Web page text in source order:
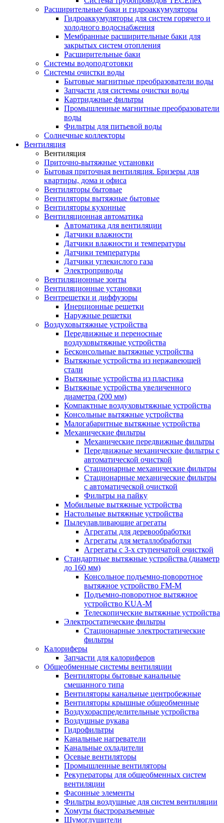
Расширительные баки и гидроаккумуляторы
Гидроаккумуляторы для систем горячего и
холодного водоснабжения
Мембранные расширительные баки для
закрытых систем отопления
Расширительные баки
Системы водоподготовки
Системы очистки воды
Бытовые магнитные преобразователи воды
Запчасти для системы очистки воды
Картриджные фильтры
Промышленные магнитные преобразователи
воды
Фильтры для питьевой воды
Солнечные коллекторы
Вентиляция
Вентиляция
Приточно-вытяжные установки
Бытовая приточная вентиляция. Бризеры для
квартиры, дома и офиса
Вентиляторы бытовые
Вентиляторы вытяжные бытовые
Вентиляторы кухонные
Вентиляционная автоматика
Автоматика для вентиляции
Датчики влажности
Датчики влажности и температуры
Датчики температуры
Датчики углекислого газа
Электроприводы
Вентиляционные зонты
Вентиляционные установки
Вентрешетки и диффузоры
Инерционные решетки
Наружные решетки
Воздуховытяжные устройства
Передвижные и переносные
воздуховытяжные устройства
Бесконсольные вытяжные устройства
Вытяжные устройства из нержавеющей
стали
Вытяжные устройства из пластика
Вытяжные устройства увеличенного
диаметра (200 мм)
Компактные воздуховытяжные устройства
Консольные вытяжные устройства
Малогабаритные вытяжные устройства
Механические фильтры
Механические передвижные фильтры
Передвижные механические фильтры с
автоматической очисткой
Стационарные механические фильтры
Стационарные механические фильтры
с автоматической очисткой
Фильтры на пайку
Мобильные вытяжные устройства
Настольные вытяжные устройства
Пылеулавливающие агрегаты
Агрегаты для деревообработки
Агрегаты для металлобработки
Агрегаты с 3-х ступенчатой очисткой
Стандартные вытяжные устройства (диаметр
до 160 мм)
Консольное подъемно-поворотное
вытяжное устройство FM-M
Подъемно-поворотное вытяжное
устройство KUA-M
Телескопические вытяжные устройства
Электростатические фильтры
Стационарные электростатические
фильтры
Калориферы
Запчасти для калориферов
Общеобменные системы вентиляции
Вентиляторы бытовые канальные
смешанного типа
Вентиляторы канальные центробежные
Вентиляторы крышные общеобменные
Воздухораспределительные устройства
Воздушные рукава
Гидрофильтры
Канальные нагреватели
Канальные охладители
Осевые вентиляторы
Промышленные вентиляторы
Рекуператоры для общеобменных систем
вентиляции
Фасонные элементы
Фильтры воздушные для систем вентиляции
Хомуты быстроразъемные
Шумоглушители